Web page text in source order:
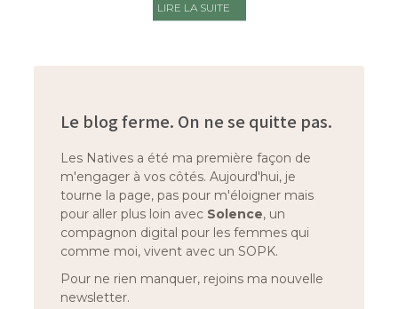
LIRE LA SUITE
Le blog ferme. On ne se quitte pas.
Les Natives a été ma première façon de
m'engager à vos côtés. Aujourd'hui, je
tourne la page, pas pour m'éloigner mais
pour aller plus loin avec Solence, un
compagnon digital pour les femmes qui
comme moi, vivent avec un SOPK.
Pour ne rien manquer, rejoins ma nouvelle
newsletter.